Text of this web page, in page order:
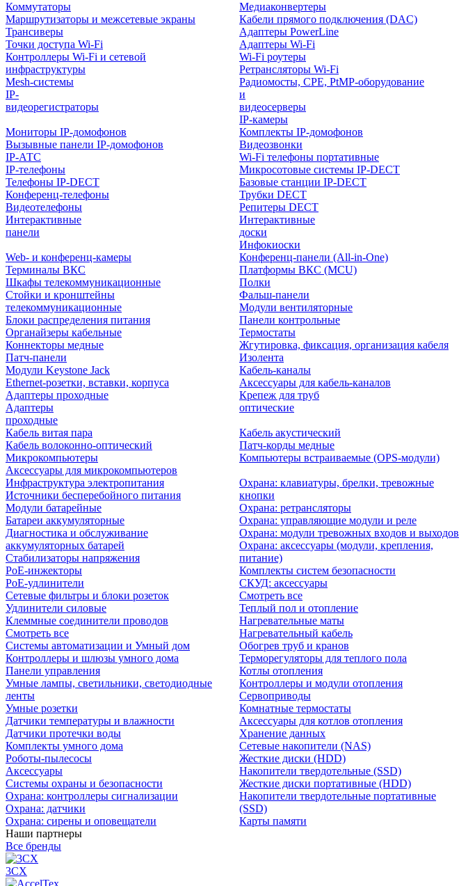
Коммутаторы
Маршрутизаторы и межсетевые экраны
Трансиверы
Медиаконвертеры
Кабели прямого подключения (DAC)
Адаптеры PowerLine
Точки доступа Wi-Fi
Контроллеры Wi-Fi и сетевой
инфраструктуры
Mesh-системы
Адаптеры Wi-Fi
Wi-Fi роутеры
Ретрансляторы Wi-Fi
Радиомосты, CPE, PtMP-оборудование
IP-
видеорегистраторы
и
видеосерверы
IP-камеры
Мониторы IP-домофонов
Вызывные панели IP-домофонов
Комплекты IP-домофонов
Видеозвонки
IP-АТС
IP-телефоны
Телефоны IP-DECT
Конференц-телефоны
Видеотелефоны
Wi-Fi телефоны портативные
Микросотовые системы IP-DECT
Базовые станции IP-DECT
Трубки DECT
Репитеры DECT
Интерактивные
панели
Интерактивные
доски
Инфокиоски
Web- и конференц-камеры
Терминалы ВКС
Конференц-панели (All-in-One)
Платформы ВКС (MCU)
Шкафы телекоммуникационные
Стойки и кронштейны
телекоммуникационные
Блоки распределения питания
Органайзеры кабельные
Полки
Фальш-панели
Модули вентиляторные
Панели контрольные
Термостаты
Коннекторы медные
Патч-панели
Модули Keystone Jack
Ethernet-розетки, вставки, корпуса
Адаптеры проходные
Жгутировка, фиксация, организация кабеля
Изолента
Кабель-каналы
Аксессуары для кабель-каналов
Крепеж для труб
Адаптеры
проходные
оптические
Кабель витая пара
Кабель волоконно-оптический
Кабель акустический
Патч-корды медные
Микрокомпьютеры
Аксессуары для микрокомпьютеров
Компьютеры встраиваемые (OPS-модули)
Инфраструктура электропитания
Источники бесперебойного питания
Модули батарейные
Батареи аккумуляторные
Диагностика и обслуживание
аккумуляторных батарей
Стабилизаторы напряжения
PoE-инжекторы
PoE-удлинители
Сетевые фильтры и блоки розеток
Удлинители силовые
Клеммные соединители проводов
Смотреть все
Системы автоматизации и Умный дом
Контроллеры и шлюзы умного дома
Панели управления
Умные лампы, светильники, светодиодные
ленты
Умные розетки
Датчики температуры и влажности
Датчики протечки воды
Комплекты умного дома
Роботы-пылесосы
Аксессуары
Системы охраны и безопасности
Охрана: контроллеры сигнализации
Охрана: датчики
Охрана: сирены и оповещатели
Охрана: клавиатуры, брелки, тревожные
кнопки
Охрана: ретрансляторы
Охрана: управляющие модули и реле
Охрана: модули тревожных входов и выходов
Охрана: аксессуары (модули, крепления,
питание)
Комплекты систем безопасности
СКУД: аксессуары
Смотреть все
Теплый пол и отопление
Нагревательные маты
Нагревательный кабель
Обогрев труб и кранов
Терморегуляторы для теплого пола
Котлы отопления
Контроллеры и модули отопления
Сервоприводы
Комнатные термостаты
Аксессуары для котлов отопления
Хранение данных
Сетевые накопители (NAS)
Жесткие диски (HDD)
Накопители твердотельные (SSD)
Жесткие диски портативные (HDD)
Накопители твердотельные портативные
(SSD)
Карты памяти
Наши партнеры
Все бренды
3CX